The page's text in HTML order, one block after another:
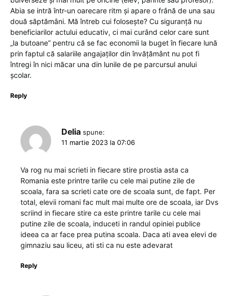
Abia se intră într-un oarecare ritm și apare o frână de una sau
două săptămâni. Mă întreb cui folosește? Cu siguranță nu
beneficiarilor actului educativ, ci mai curând celor care sunt
„la butoane” pentru că se fac economii la buget în fiecare lună
prin faptul că salariile angajaților din învățământ nu pot fi
întregi în nici măcar una din lunile de pe parcursul anului
școlar.
Reply
Delia spune:
11 martie 2023 la 07:06
Va rog nu mai scrieti in fiecare stire prostia asta ca
Romania este printre tarile cu cele mai putine zile de
scoala, fara sa scrieti cate ore de scoala sunt, de fapt. Per
total, elevii romani fac mult mai multe ore de scoala, iar Dvs
scriind in fiecare stire ca este printre tarile cu cele mai
putine zile de scoala, induceti in randul opiniei publice
ideea ca ar face prea putina scoala. Daca ati avea elevi de
gimnaziu sau liceu, ati sti ca nu este adevarat
Reply